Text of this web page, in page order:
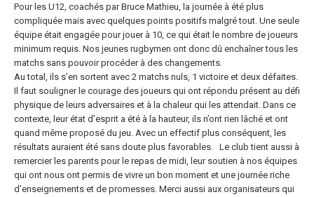
Pour les U12, coachés par Bruce Mathieu, la journée à été plus
compliquée mais avec quelques points positifs malgré tout. Une seule
équipe était engagée pour jouer à 10, ce qui était le nombre de joueurs
minimum requis. Nos jeunes rugbymen ont donc dû enchaîner tous les
matchs sans pouvoir procéder à des changements.
Au total, ils s’en sortent avec 2 matchs nuls, 1 victoire et deux défaites.
Il faut souligner le courage des joueurs qui ont répondu présent au défi
physique de leurs adversaires et à la chaleur qui les attendait. Dans ce
contexte, leur état d’esprit a été à la hauteur, ils n’ont rien lâché et ont
quand même proposé du jeu. Avec un effectif plus conséquent, les
résultats auraient été sans doute plus favorables. Le club tient aussi à
remercier les parents pour le repas de midi, leur soutien à nos équipes
qui ont nous ont permis de vivre un bon moment et une journée riche
d’enseignements et de promesses. Merci aussi aux organisateurs qui